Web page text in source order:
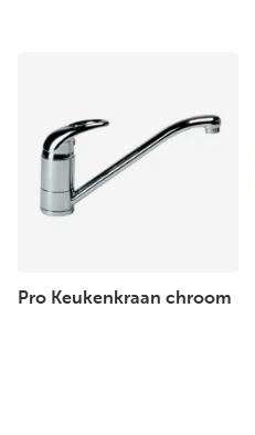
Pro Keukenkraan chroom